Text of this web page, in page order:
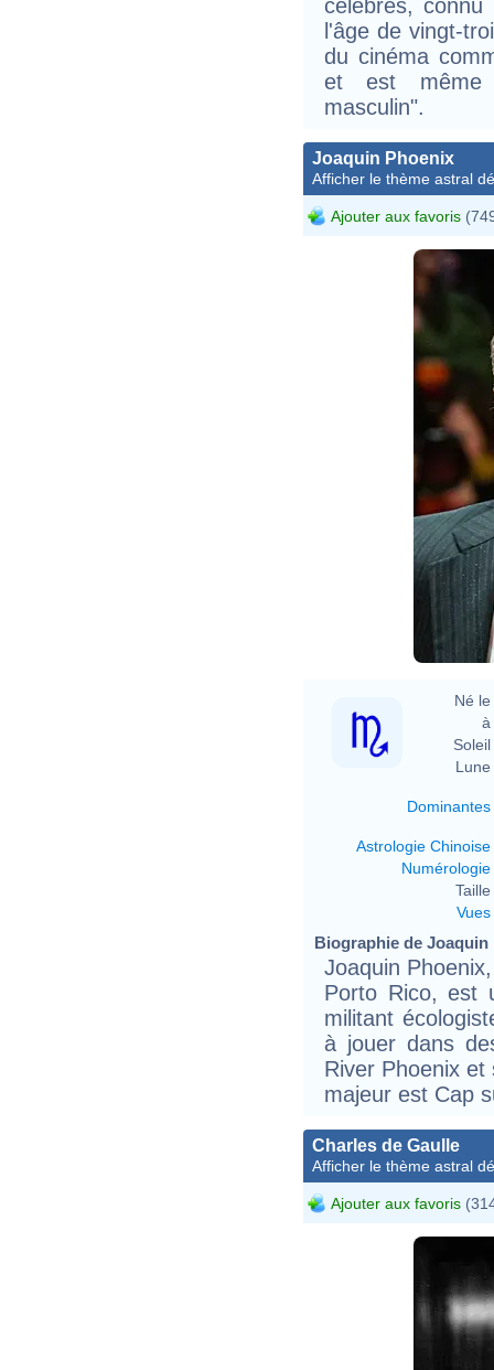
célèbres,
l'âge de vingt-
du cinéma
et est même
masculin".
Joaquin Phoenix
Afficher le thème astral
Ajouter aux favoris
Né le
à
Soleil
Lune
Dominantes
Astrologie Chinoise
Numérologie
Taille
Vues
Biographie de
Joaquin
Porto Rico, est
militant
à jouer dans
River Phoenix
majeur est Cap
Charles de Gaulle
Afficher le thème astral
Ajouter aux favoris